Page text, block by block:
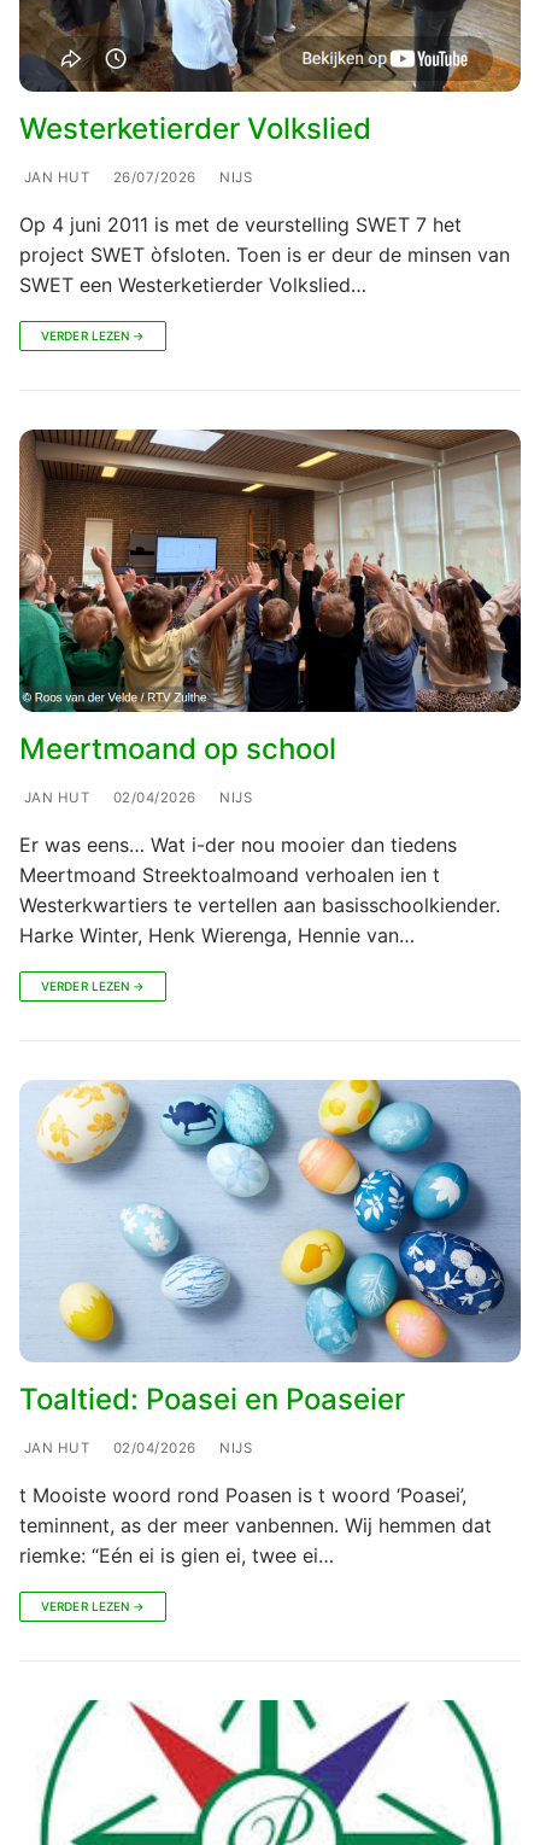
Westerketierder Volkslied
JAN HUT 26/07/2026 NIJS
Op 4 juni 2011 is met de veurstelling SWET 7 het
project SWET òfsloten. Toen is er deur de minsen van
SWET een Westerketierder Volkslied…
VERDER LEZEN →
Meertmoand op school
JAN HUT 02/04/2026 NIJS
Er was eens… Wat i-der nou mooier dan tiedens
Meertmoand Streektoalmoand verhoalen ien t
Westerkwartiers te vertellen aan basisschoolkiender.
Harke Winter, Henk Wierenga, Hennie van…
VERDER LEZEN →
Toaltied: Poasei en Poaseier
JAN HUT 02/04/2026 NIJS
t Mooiste woord rond Poasen is t woord ‘Poasei’,
teminnent, as der meer vanbennen. Wij hemmen dat
riemke: “Eén ei is gien ei, twee ei…
VERDER LEZEN →